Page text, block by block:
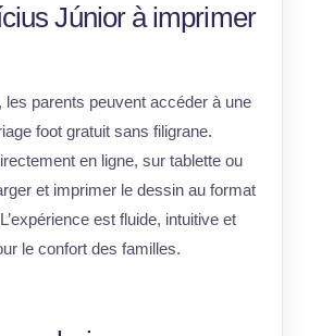
Júnior à imprimer
les parents peuvent accéder à une
foot gratuit sans filigrane.
en ligne, sur tablette ou
et imprimer le dessin au format
est fluide, intuitive et
le confort des familles.